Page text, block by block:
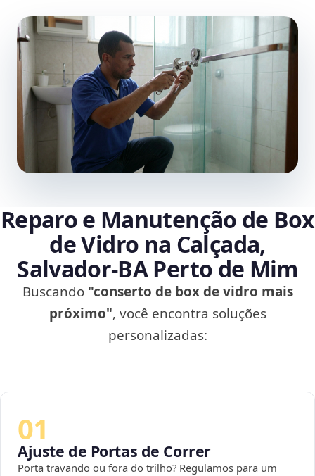
Reparo e Manutenção de Box
de Vidro na Calçada,
Salvador‑BA Perto de Mim
Buscando "conserto de box de vidro mais
próximo", você encontra soluções
personalizadas:
01
Ajuste de Portas de Correr
Porta travando ou fora do trilho? Regulamos para um